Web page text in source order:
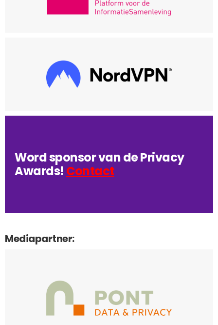
Word sponsor van de Privacy
Awards! Contact
Mediapartner: